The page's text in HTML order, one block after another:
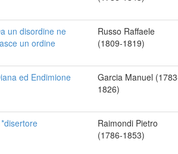
un disordine ne
un ordine
Russo Raffaele
(1809-1819)
ed Endimione
Garcia Manuel
1826)
Raimondi Pietro
(1786-1853)